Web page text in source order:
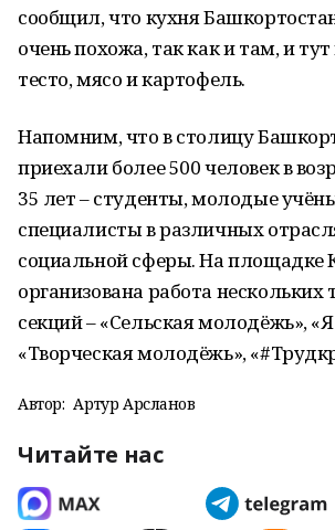
сообщил, что кухня
очень похожа, так как и там, и
тесто, мясо и картофель.
Напомним, что в столицу
приехали более 500 человек в
35 лет – студенты, молодые
специалисты в различных
социальной сферы. На площадке
организована работа нескольких
секций – «Сельская молодёжь»,
«Творческая молодёжь»,
Автор: Артур Арсланов
Читайте нас